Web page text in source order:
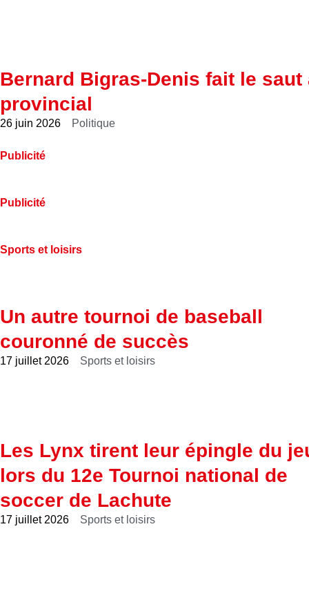
Bernard Bigras-Denis fait le saut
provincial
26 juin 2026 Politique
Publicité
Publicité
Sports et loisirs
Un autre tournoi de baseball
couronné de succès
17 juillet 2026 Sports et loisirs
Les Lynx tirent leur épingle du
lors du 12e Tournoi national de
soccer de Lachute
17 juillet 2026 Sports et loisirs